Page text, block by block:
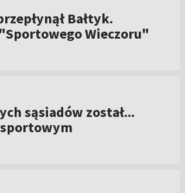
Bałtyk.
Wieczoru"
sąsiadów został...